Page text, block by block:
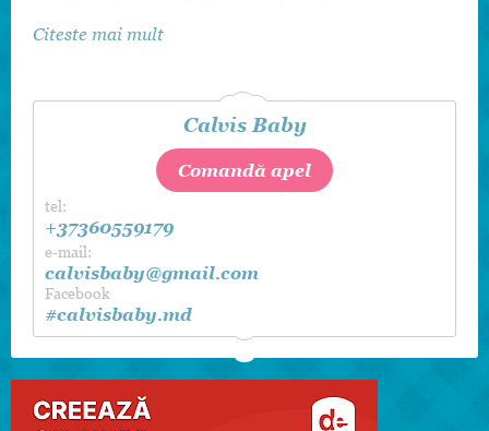
antiacarieni nu se tasează iar perna își menține
Citeste mai mult
Calvis Baby
Comandă apel
tel:
+37360559179
e-mail:
calvisbaby@gmail.com
Facebook
#calvisbaby.md